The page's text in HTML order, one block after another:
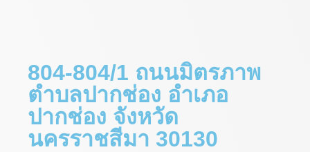
804-804/1 ถนนมิตรภาพ
ตำบลปากช่อง อำเภอ
ปากช่อง จังหวัด
นครราชสีมา 30130